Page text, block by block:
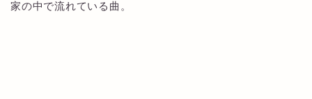
家の中で流れている曲。